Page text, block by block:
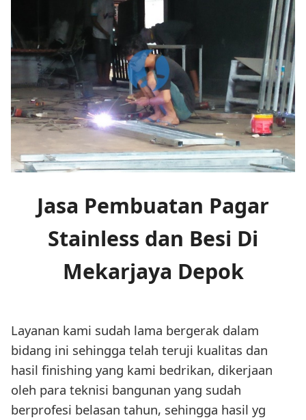
Jasa Pembuatan Pagar
Stainless dan Besi Di
Mekarjaya Depok
Layanan kami sudah lama bergerak dalam
bidang ini sehingga telah teruji kualitas dan
hasil finishing yang kami bedrikan, dikerjaan
oleh para teknisi bangunan yang sudah
berprofesi belasan tahun, sehingga hasil yg